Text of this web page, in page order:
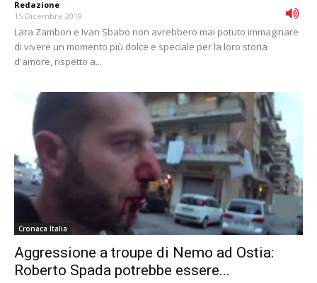
Redazione -
15 Dicembre 2019
Lara Zambon e Ivan Sbabo non avrebbero mai potuto immaginare
di vivere un momento più dolce e speciale per la loro storia
d'amore, rispetto a...
Cronaca Italia
Aggressione a troupe di Nemo ad Ostia:
Roberto Spada potrebbe essere...